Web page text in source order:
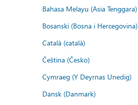
Bahasa Melayu (Asia Tenggara)
Bosanski (Bosna i Hercegovina)
Català (català)
Čeština (Česko)
Cymraeg (Y Deyrnas Unedig)
Dansk (Danmark)